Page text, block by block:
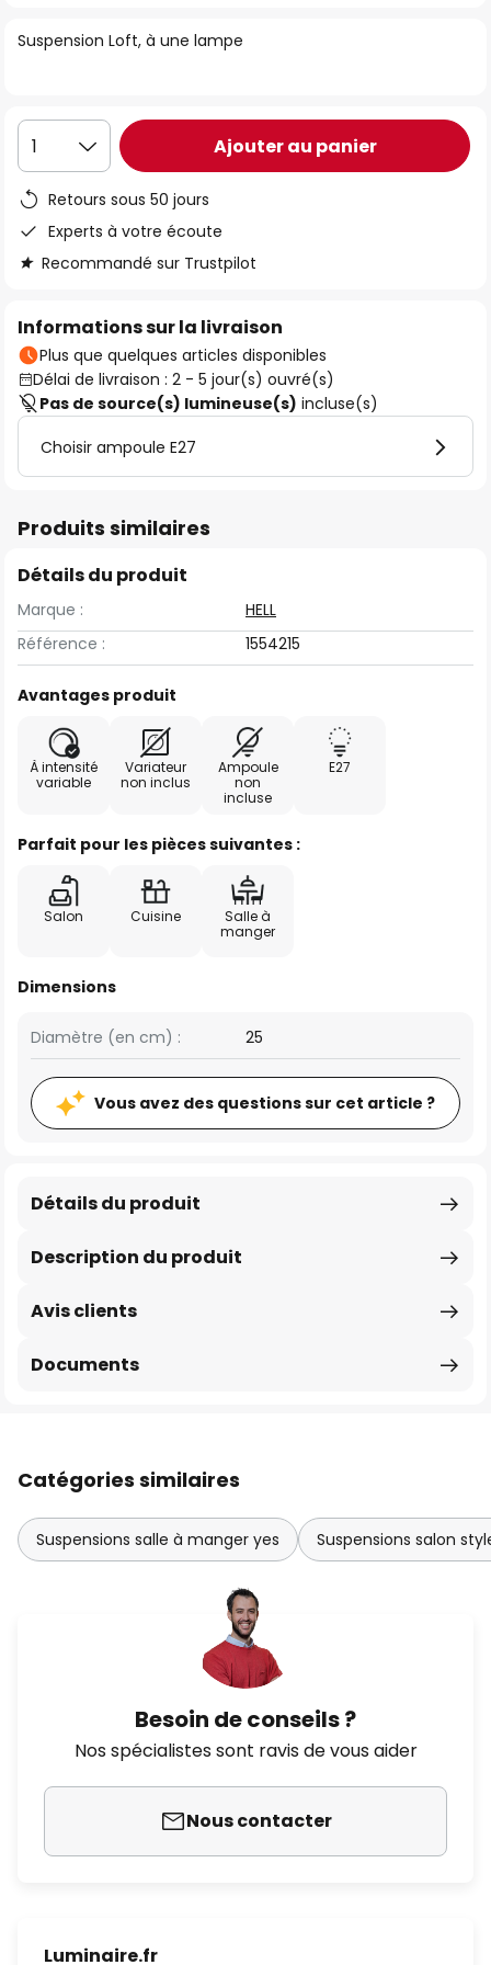
the
Suspension Loft, à une lampe
1 Ajouter au panier
Retours sous 50 jours
Experts à votre écoute
Recommandé sur Trustpilot
Informations sur la livraison
Plus que quelques articles disponibles
Délai de livraison : 2 - 5 jour(s) ouvré(s)
Pas de source(s) lumineuse(s) incluse(s)
Choisir ampoule E27
Produits similaires
Détails du produit
Marque :
HELL
Référence :
1554215
Avantages produit
À intensité
variable
Variateur
non inclus
Ampoule
non
incluse
E27
Parfait pour les pièces suivantes :
Salon Cuisine
Salle à
manger
Dimensions
Diamètre (en cm) : 25
Vous avez des questions sur cet article ?
Description du produit
Détails du produit
Avis clients
Documents
Catégories similaires
Suspensions salle à manger yes Suspensions salon
Besoin de conseils ?
Nos spécialistes sont ravis de vous aider
Nous contacter
Luminaire.fr